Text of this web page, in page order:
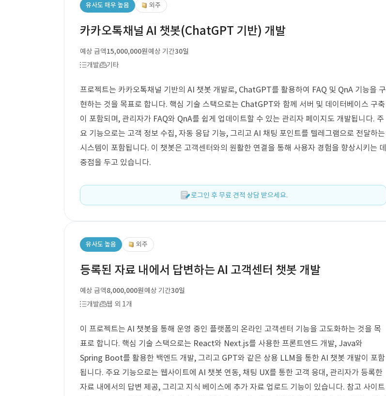
유사도 매우 높음 외주
카카오톡채널 AI 챗봇(ChatGPT 기반) 개발
예상 금액15,000,000원예상 기간30일
개발
기타
프로젝트는 카카오톡채널 기반의 AI 챗봇 개발로, ChatGPT를 활용하여 FAQ 및 QnA 기능을 구
현하는 것을 목표로 합니다. 핵심 기술 스택으로는 ChatGPT와 함께 서버 및 데이터베이스 구축
이 포함되며, 관리자가 FAQ와 QnA를 쉽게 업데이트할 수 있는 관리자 페이지도 개발됩니다. 주
요 기능으로는 고객 정보 수집, 자동 응답 기능, 그리고 AI 채팅 포인트를 텔레그램으로 전달하는
시스템이 포함됩니다. 이 챗봇은 고객센터와의 원활한 연결을 통해 사용자 경험을 향상시키는 데
중점을 두고 있습니다.
로그인 후 무료 견적 상담 받으세요.
유사도 높음 외주
등록된 자료 내에서 답변하는 AI 고객센터 챗봇 개발
예상 금액8,000,000원예상 기간30일
개발
웹 외 1개
이 프로젝트는 AI 챗봇을 통해 운영 중인 플랫폼의 온라인 고객센터 기능을 고도화하는 것을 목
표로 합니다. 핵심 기술 스택으로는 React와 Next.js를 사용한 프론트엔드 개발, Java와
Spring Boot를 활용한 백엔드 개발, 그리고 GPT와 같은 상용 LLM을 통한 AI 챗봇 개발이 포함
됩니다. 주요 기능으로는 웹사이트에 AI 챗봇 연동, 채팅 UX를 통한 고객 응대, 관리자가 등록한
자료 내에서의 답변 제공, 그리고 지식 베이스에 추가 자료 업로드 기능이 있습니다. 참고 사이트